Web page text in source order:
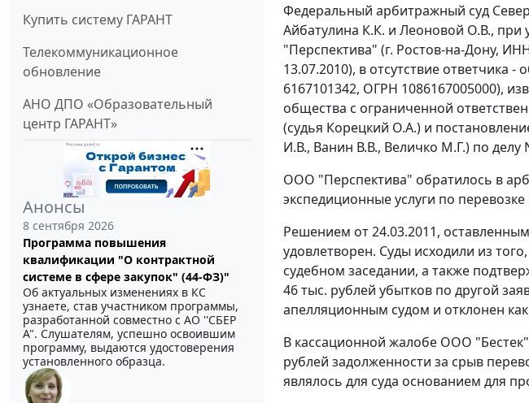
Купить систему ГАРАНТ
Телекоммуникационное
обновление
АНО ДПО «Образовательный
центр ГАРАНТ»
Анонсы
8 сентября 2026
Программа повышения
квалификации "О контрактной
системе в сфере закупок" (44-ФЗ)"
Об актуальных изменениях в КС
узнаете, став участником программы,
разработанной совместно с АО ''СБЕР
А". Слушателям, успешно освоившим
программу, выдаются удостоверения
установленного образца.
Федеральный арбитражный суд
Айбатулина К.К. и Леоновой О.В., при
"Перспектива" (г. Ростов-на-Дону,
13.07.2010), в отсутствие ответчика
6167101342, ОГРН 1086167005000),
общества с ограниченной
(судья Корецкий О.А.) и
И.В., Ванин В.В., Величко М.Г.) по
ООО "Перспектива" обратилось в
экспедиционные услуги по
Решением от 24.03.2011,
удовлетворен. Суды исходили из
судебном заседании, а также
46 тыс. рублей убытков по другой
апелляционным судом и отклонен
В кассационной жалобе ООО
рублей задолженности за срыв
являлось для суда основанием для